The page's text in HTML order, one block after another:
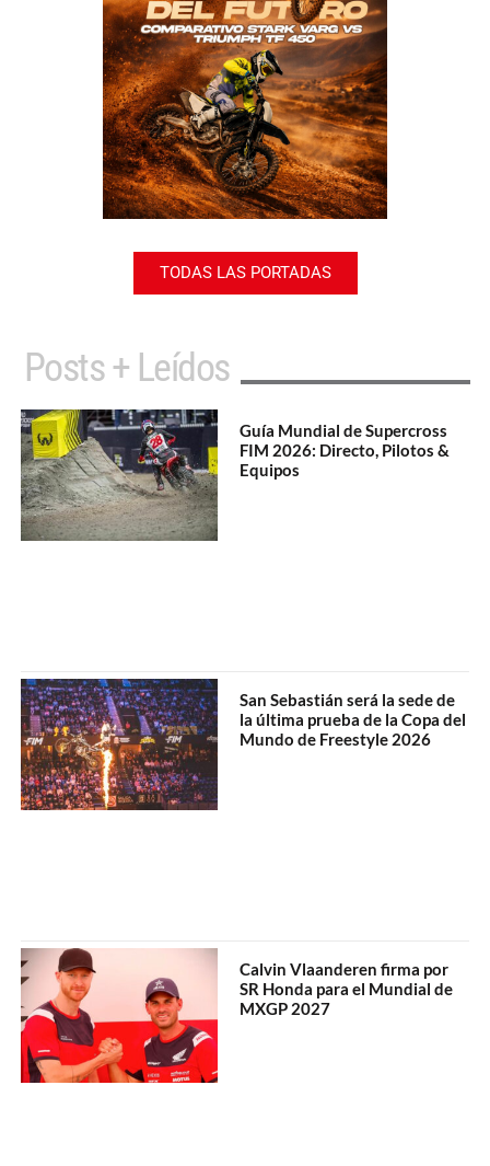
TODAS LAS PORTADAS
Posts + Leídos
Guía Mundial de Supercross
FIM 2026: Directo, Pilotos &
Equipos
San Sebastián será la sede de
la última prueba de la Copa del
Mundo de Freestyle 2026
Calvin Vlaanderen firma por
SR Honda para el Mundial de
MXGP 2027